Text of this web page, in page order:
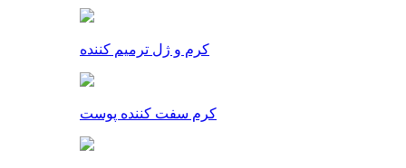
کرم و ژل ترمیم کننده
کرم سفت کننده پوست